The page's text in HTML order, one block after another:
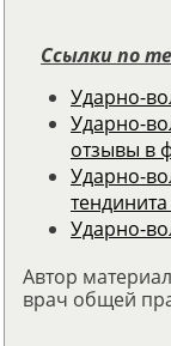
Ссылки по
Ударно-
Ударно-
отзывы в
Ударно-
Ударно-
Автор
врач общей